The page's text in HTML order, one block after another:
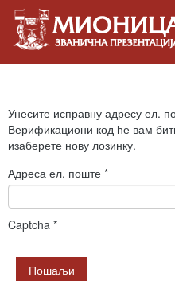
Унесите исправну адресу ел.
Верификациони код ће вам
изаберете нову лозинку.
Адреса ел. поште *
Captcha *
Пошаљи